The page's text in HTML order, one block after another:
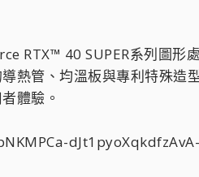
RTX™ 40 SUPER系列圖形
熱管、均溫板與專利特殊造
體驗。